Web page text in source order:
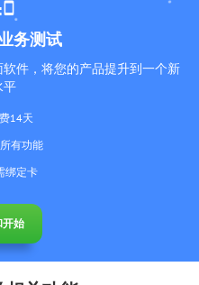
务测试
件，将您的产品提升到一个新
平
14天
有功能
绑定卡
开始